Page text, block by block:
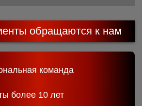
обращаются к нам
команда
более 10 лет